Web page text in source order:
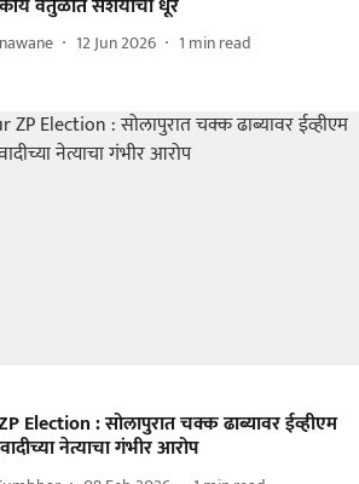
12 Jun 2026 1 min read
Election : सोलापुरात चक्क ढाब्यावर ईव्हीएम
नेत्याचा गंभीर आरोप